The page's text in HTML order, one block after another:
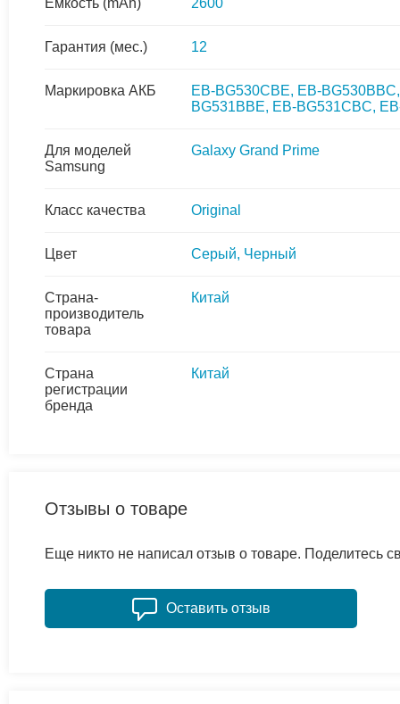
Гарантия (мес.) 12
Маркировка АКБ
EB-BG530CBE, EB-
BG531BBE, EB-BG531CBC,
Для моделей
Samsung
Galaxy Grand Prime
Класс качества Original
Цвет Серый, Черный
Страна-
производитель
товара
Китай
Страна
регистрации
бренда
Китай
Отзывы о товаре
Еще никто не написал отзыв о товаре. Поделитесь
Оставить отзыв